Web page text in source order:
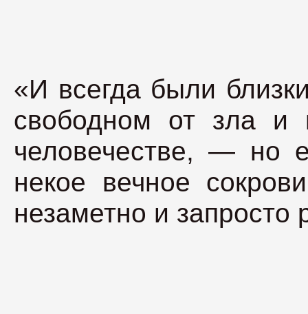
«И всегда были
свободном от зла и
человечестве, — но
некое вечное
незаметно и запросто